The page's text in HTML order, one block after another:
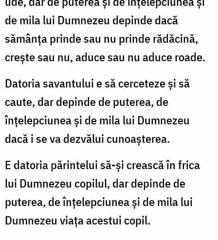
de mila lui Dumnezeu depinde dacă
sămânţa prinde sau nu prinde rădăcină,
creşte sau nu, aduce sau nu aduce roade.
Datoria savantului e să cerceteze şi să
caute, dar depinde de pu­terea, de
înţelepciunea şi de mila lui Dumnezeu
dacă i se va dezvă­lui cunoaşterea.
E datoria părintelui să-şi crească în frica
lui Dumnezeu copilul, dar depinde de
puterea, de înţelepciunea şi de mila lui
Dumnezeu viaţa acestui copil.